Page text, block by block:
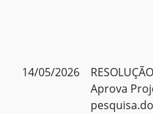
14/05/2026
Aprova